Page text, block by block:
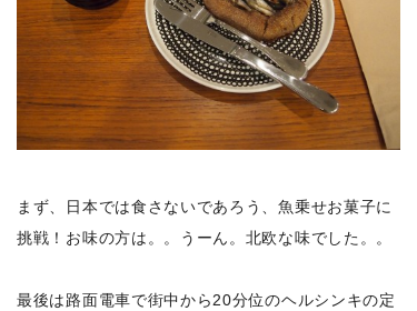
まず、日本では食さないであろう、魚乗せお菓子に
挑戦！お味の方は。。うーん。北欧な味でした。。
最後は路面電車で街中から20分位のヘルシンキの定